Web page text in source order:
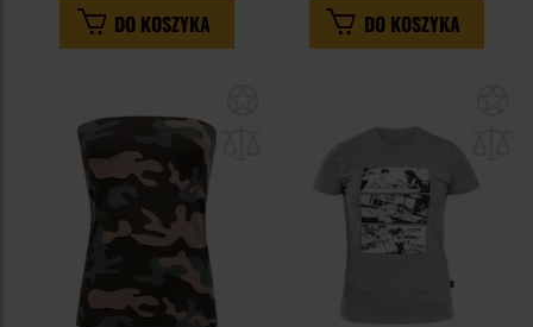
DO KOSZYKA DO KOSZYKA
schowka